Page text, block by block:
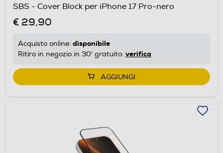
SBS - Cover Block per iPhone 17 Pro-nero
€ 29,90
Acquisto online: disponibile
Ritiro in negozio in 30' gratuito: verifica
AGGIUNGI